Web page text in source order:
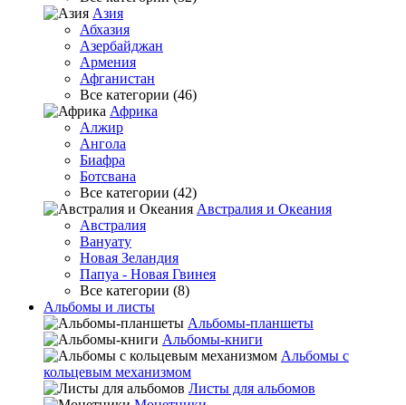
Азия
Абхазия
Азербайджан
Армения
Афганистан
Все категории (46)
Африка
Алжир
Ангола
Биафра
Ботсвана
Все категории (42)
Австралия и Океания
Австралия
Вануату
Новая Зеландия
Папуа - Новая Гвинея
Все категории (8)
Альбомы и листы
Альбомы-планшеты
Альбомы-книги
Альбомы с
кольцевым механизмом
Листы для альбомов